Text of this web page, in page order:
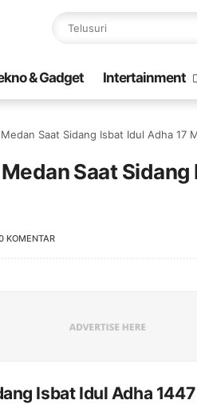
& Gadget Intertainment
Saat Sidang Isbat Idul Adha 17
Saat Sidang
KOMENTAR
Isbat Idul Adha 1447